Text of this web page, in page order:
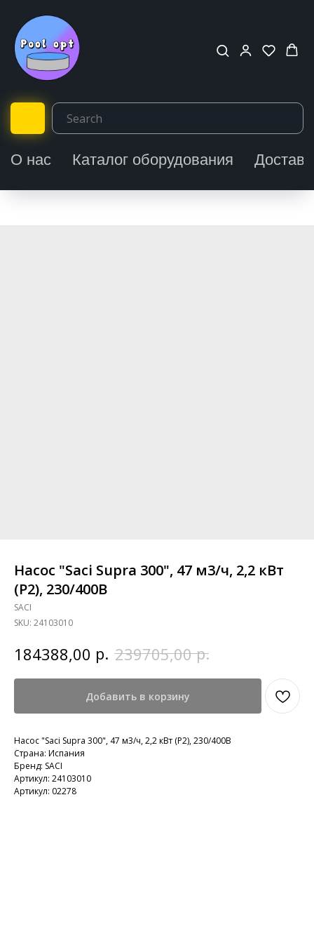
О нас Каталог оборудования
Насос "Saci Supra 300", 47 м3/ч, 2,2 кВт
(P2), 230/400В
SACI
SKU: 24103010
184388,00 р. 239705,00 р.
Добавить в корзину
Насос "Saci Supra 300", 47 м3/ч, 2,2 кВт (P2), 230/400В
Страна: Испания
Бренд: SACI
Артикул: 24103010
Артикул: 02278